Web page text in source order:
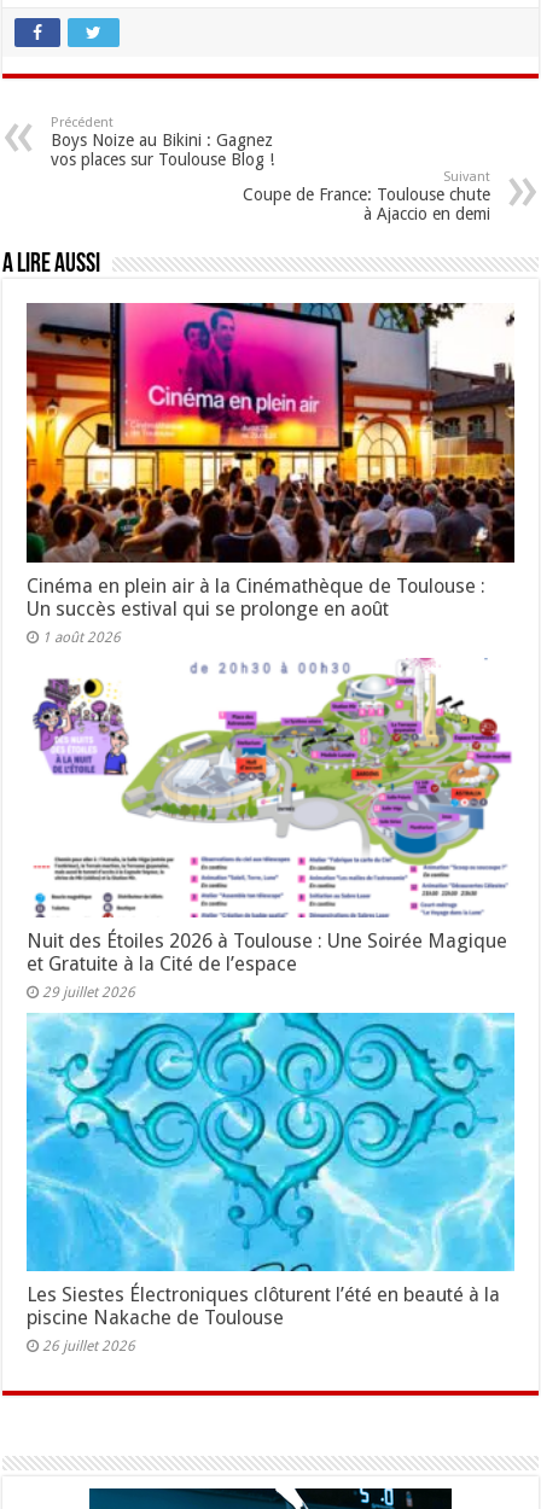
Précédent
Boys Noize au Bikini : Gagnez
vos places sur Toulouse Blog !
Suivant
Coupe de France: Toulouse chute
à Ajaccio en demi
A lire aussi
Cinéma en plein air à la Cinémathèque de Toulouse :
Un succès estival qui se prolonge en août
1 août 2026
Nuit des Étoiles 2026 à Toulouse : Une Soirée Magique
et Gratuite à la Cité de l’espace
29 juillet 2026
Les Siestes Électroniques clôturent l’été en beauté à la
piscine Nakache de Toulouse
26 juillet 2026